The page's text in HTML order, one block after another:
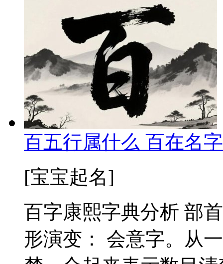
百五行属什么 百在名
[宝宝起名]
百字康熙字典分析 部
形演变： 会意字。从